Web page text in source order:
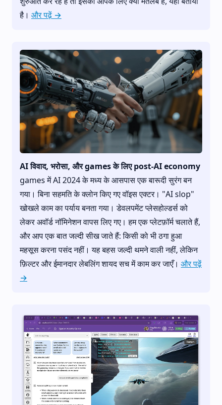
है। और पढ़ें →
AI विवाद, भरोसा, और games के लिए post‑AI economy
games में AI 2024 के मध्य के आसपास एक बारूदी सुरंग बन
गया। बिना सहमति के क्लोन किए गए वॉइस एक्टर। "AI slop"
खोखले काम का पर्याय बनता गया। डेवलपमेंट प्लेसहोल्डर्स को
लेकर अवॉर्ड नॉमिनेशन वापस लिए गए। हम एक प्लेटफ़ॉर्म चलाते हैं,
और आप एक बात जल्दी सीख जाते हैं: किसी को भी ठगा हुआ
महसूस करना पसंद नहीं। यह बहस जल्दी थमने वाली नहीं, लेकिन
फ़िल्टर और ईमानदार लेबलिंग शायद सच में काम कर जाएँ। और पढ़ें
→